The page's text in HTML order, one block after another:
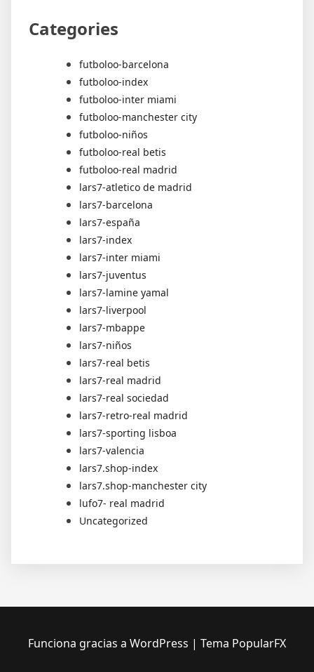
Categories
futboloo-barcelona
futboloo-index
futboloo-inter miami
futboloo-manchester city
futboloo-niños
futboloo-real betis
futboloo-real madrid
lars7-atletico de madrid
lars7-barcelona
lars7-españa
lars7-index
lars7-inter miami
lars7-juventus
lars7-lamine yamal
lars7-liverpool
lars7-mbappe
lars7-niños
lars7-real betis
lars7-real madrid
lars7-real sociedad
lars7-retro-real madrid
lars7-sporting lisboa
lars7-valencia
lars7.shop-index
lars7.shop-manchester city
lufo7- real madrid
Uncategorized
Funciona gracias a WordPress | Tema PopularFX